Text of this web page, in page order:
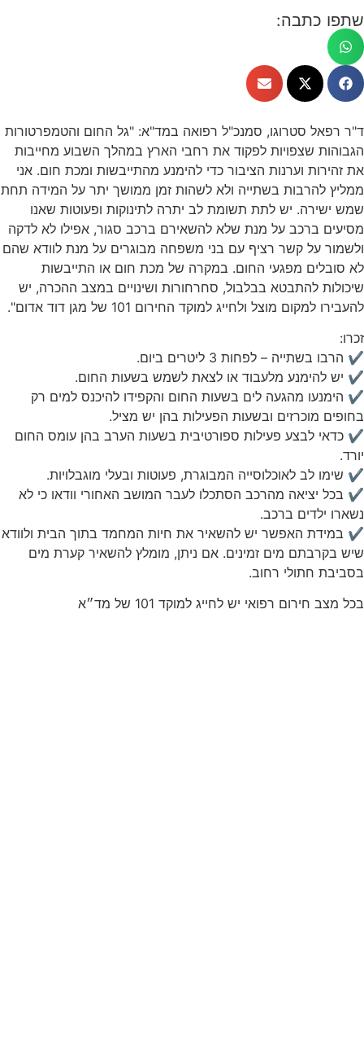
שתפו כתבה:
ד"ר רפאל סטרוגו, סמנכ"ל רפואה במד"א: "גל החום והטמפרטורות
הגבוהות שצפויות לפקוד את רחבי הארץ במהלך השבוע מחייבות
את זהירות וערנות הציבור כדי להימנע מהתייבשות ומכת חום. אני
ממליץ להרבות בשתייה ולא לשהות זמן ממושך יתר על המידה תחת
שמש ישירה. יש לתת תשומת לב יתרה לתינוקות ופעוטות שאנו
מסיעים ברכב על מנת שלא להשאירם ברכב סגור, אפילו לא לדקה
ולשמור על קשר רציף עם בני משפחה מבוגרים על מנת לוודא שהם
לא סובלים מפגעי החום. במקרה של מכת חום או התייבשות
שיכולות להתבטא בבלבול, סחרחורות ושינויים במצב ההכרה, יש
להעבירו למקום מוצל ולחייג למוקד החירום 101 של מגן דוד אדום".
זכרו:
✔️ הרבו בשתייה – לפחות 3 ליטרים ביום.
✔️ יש להימנע מלעבוד או לצאת לשמש בשעות החום.
✔️ הימנעו מהגעה לים בשעות החום והקפידו להיכנס למים רק
בחופים מוכרזים ובשעות הפעילות בהן יש מציל.
✔️ כדאי לבצע פעילות ספורטיבית בשעות הערב בהן עומס החום
יורד.
✔️ שימו לב לאוכלוסייה המבוגרת, פעוטות ובעלי מוגבלויות.
✔️ בכל יציאה מהרכב הסתכלו לעבר המושב האחורי וודאו כי לא
נשארו ילדים ברכב.
✔️ במידת האפשר יש להשאיר את חיות המחמד בתוך הבית ולוודא
שיש בקרבתם מים זמינים. אם ניתן, מומלץ להשאיר קערת מים
בסביבת חתולי רחוב.
בכל מצב חירום רפואי יש לחייג למוקד 101 של מד״א